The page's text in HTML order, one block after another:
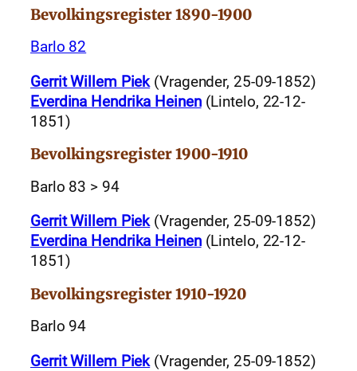
Bevolkingsregister 1890-1900
Barlo 82
Gerrit Willem Piek(Vragender, 25-09-1852)
Everdina Hendrika Heinen(Lintelo, 22-12-
1851)
Bevolkingsregister 1900-1910
Barlo 83 > 94
Gerrit Willem Piek(Vragender, 25-09-1852)
Everdina Hendrika Heinen(Lintelo, 22-12-
1851)
Bevolkingsregister 1910-1920
Barlo 94
Gerrit Willem Piek(Vragender, 25-09-1852)